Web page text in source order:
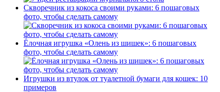
Скворечник из кокоса своими руками: 6 пошаговых
фото, чтобы сделать самому
Ёлочная игрушка «Олень из шишек»: 6 пошаговых
фото, чтобы сделать самому
Игрушки из втулок от туалетной бумаги для кошек: 10
примеров